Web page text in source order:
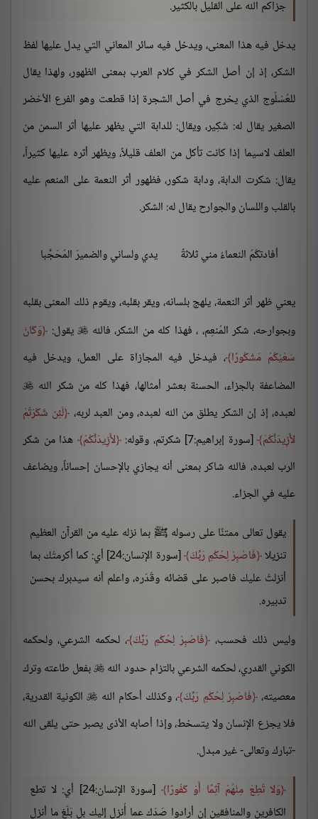
جزاكم الله على القليل بالكثير.
يدخل فيه هذا المعنى، ويدخل فيه سائر المعاني التي يدل عليها لفظ
الشكر، إذ إن أصل الشكر في كلام العرب بمعنى الظهور، ولهذا يقال
للعُسْلُوج الذي يخرج في أصل الشجرة إذا قطعت وهو الفرع الأخضر
الصغير يقال له: شَكِير، ويقال: للدابة التي يظهر عليها أثر السمن من
العلف لاسيما إذا كانت تأكل من العلف قليلاً، ويظهر أثره عليها كثيراً،
يقال: شكرت الدابة، ودابة شكور، فظهور أثر النعمة على المنعم عليه
بالقلب واللسان والجوارح يقال له: الشكر.
أفادتكُمُ النعماءُ مني ثلاثةً يدي ولساني والضميرَ المُحَجَّبا
يعني ظهر أثر النعمة، يلهج بلسانه، ويقر بقلبه، ويقوم ذلك المعنى بقلبه
وبجوارحه، شكر المُنعِم، ، فهذا كله من الشكر، فالله يقول: وَكَانَ
سَعْيُكُمْ مَشْكُورًا ، فيدخل فيه المجازاة على العمل، ويدخل فيه
المضاعفة بالجزاء، الحسنة بعشر أمثالها، فهذا كله من شكر الله 
لعبده، إذ إن الشكر يطلق من الله لعبده، ومن العبد لربه، لَئِن شَكَرْتُمْ
لأَزِيدَنَّكُمْ [سورة إبراهيم:7] شكرتم، وقوله: لأَزِيدَنَّكُمْ هذا من شكر
الرب لعبده، فالله شاكر بمعنى أنه يجازي بالإحسان إحساناً، ويضاعف
عليه في الجزاء.
يقول تعالى ممتنًا على رسوله ﷺ بما نزله عليه من القرآن العظيم
تنزيلا فَاصْبِرْ لِحُكْمِ رَبِّكَ
[سورة الإنسان:24] أي: كما أكرمتُك بما
أنزلتُ عليك فاصبر على قضائه وقَدَره، واعلم أنه سيدبرك بحسن
تدبيره.
وليس ذلك فحسب، فَاصْبِرْ لِحُكْمِ رَبِّكَ ، لحكمه الشرعي، ولحكمه
الكوني القدري، لحكمه الشرعي بالتزام حدود الله بفعل طاعته وترك
معصيته، فَاصْبِرْ لِحُكْمِ رَبِّكَ ، وكذلك أحكام الله الكونية القدرية،
فلا يجزع الإنسان ولا يتسخط، وإذا أصابه الأذى يصبر حتى يلقى الله
-تبارك وتعالى- غير مبدل.
وَلا تُطِعْ مِنْهُمْ آثِمًا أَوْ كَفُورًا
[سورة الإنسان:24] أي: لا تطع
الكافرين والمنافقين إن أرادوا صَدّك عما أُنزل إليك بل بَلّغ ما أنزل